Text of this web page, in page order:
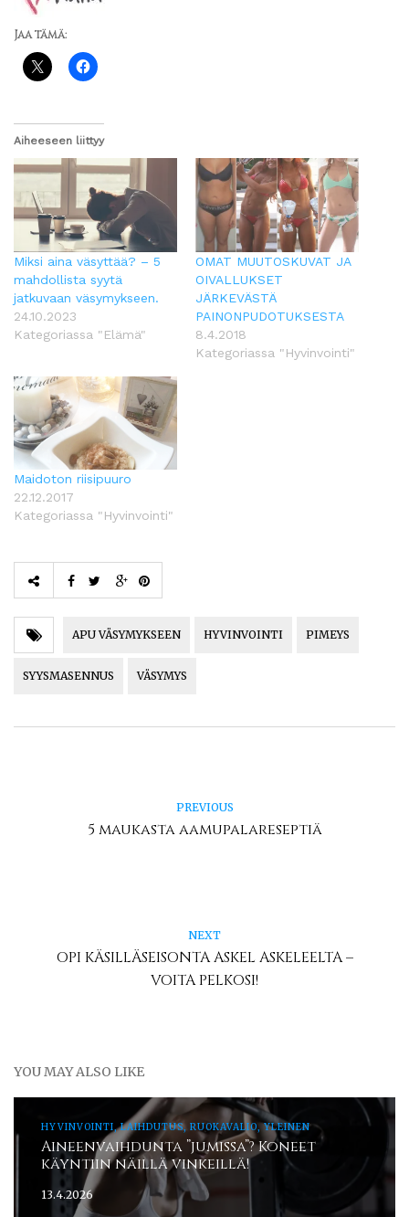
Jaa tämä:
Aiheeseen liittyy
Miksi aina väsyttää? – 5
mahdollista syytä
jatkuvaan väsymykseen.
24.10.2023
Kategoriassa "Elämä"
OMAT MUUTOSKUVAT JA
OIVALLUKSET
JÄRKEVÄSTÄ
PAINONPUDOTUKSESTA
8.4.2018
Kategoriassa "Hyvinvointi"
Maidoton riisipuuro
22.12.2017
Kategoriassa "Hyvinvointi"
APU VÄSYMYKSEEN HYVINVOINTI PIMEYS
SYYSMASENNUS VÄSYMYS
PREVIOUS
5 maukasta aamupalareseptiä
NEXT
OPI KÄSILLÄSEISONTA ASKEL ASKELEELTA –
VOITA PELKOSI!
YOU MAY ALSO LIKE
HYVINVOINTI, LAIHDUTUS, RUOKAVALIO, YLEINEN
Aineenvaihdunta ”jumissa”? Koneet
käyntiin näillä vinkeillä!
13.4.2026